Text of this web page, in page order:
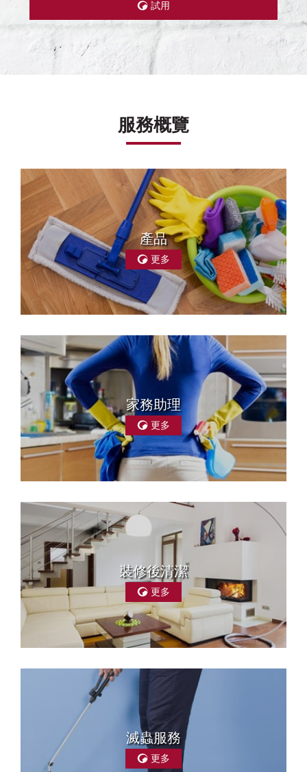
試用
服務概覽
產品
更多
家務助理
更多
裝修後清潔
更多
滅蟲服務
更多